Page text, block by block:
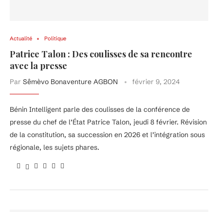
Actualité Politique
Patrice Talon : Des coulisses de sa rencontre
avec la presse
Par Sêmèvo Bonaventure AGBON février 9, 2024
Bénin Intelligent parle des coulisses de la conférence de
presse du chef de l’État Patrice Talon, jeudi 8 février. Révision
de la constitution, sa succession en 2026 et l’intégration sous
régionale, les sujets phares.